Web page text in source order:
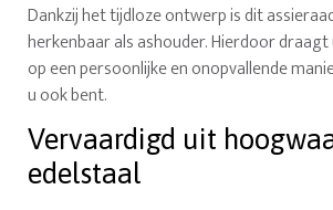
Dankzij het tijdloze ontwerp is dit
herkenbaar als ashouder. Hierdoor
op een persoonlijke en onopvallende
u ook bent.
Vervaardigd uit
edelstaal